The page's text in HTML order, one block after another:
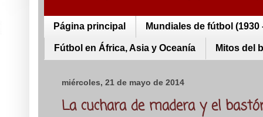
Página principal Mundiales de fútbol (1930
Fútbol en África, Asia y Oceanía Mitos del
miércoles, 21 de mayo de 2014
La cuchara de madera y el